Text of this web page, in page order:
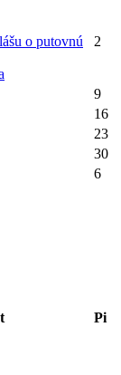
o putovnú
2
9
16
23
30
6
Pi